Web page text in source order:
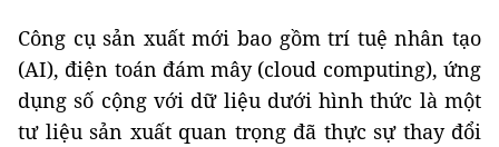
Công cụ sản xuất mới bao gồm trí tuệ nhân tạo
(AI), điện toán đám mây (cloud computing), ứng
dụng số cộng với dữ liệu dưới hình thức là một
tư liệu sản xuất quan trọng đã thực sự thay đổi